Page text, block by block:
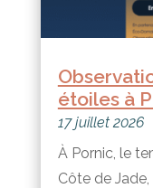
étoiles à
17 juillet 2026
À Pornic, le
Côte de Jade,